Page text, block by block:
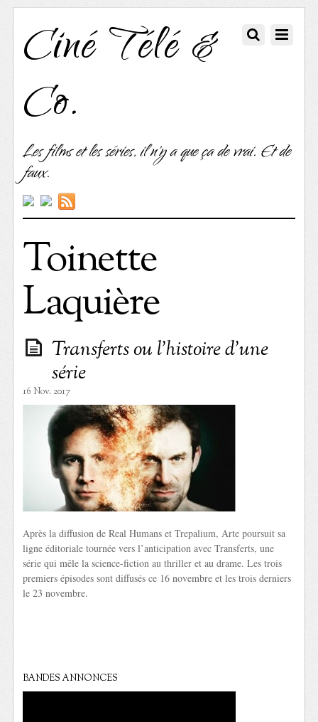
Ciné Télé &
Co.
Les films et les séries, il n'y a que ça de vrai. Et de
faux.
Toinette
Laquière
Transferts ou l’histoire d’une
série
16 Nov. 2017
Après la diffusion de Real Humans et Trepalium, Arte poursuit sa
ligne éditoriale tournée vers l’anticipation avec Transferts, une
série qui mêle la science-fiction au thriller et au drame. Les trois
premiers épisodes sont diffusés ce 16 novembre et les trois derniers
le 23 novembre.
BANDES ANNONCES